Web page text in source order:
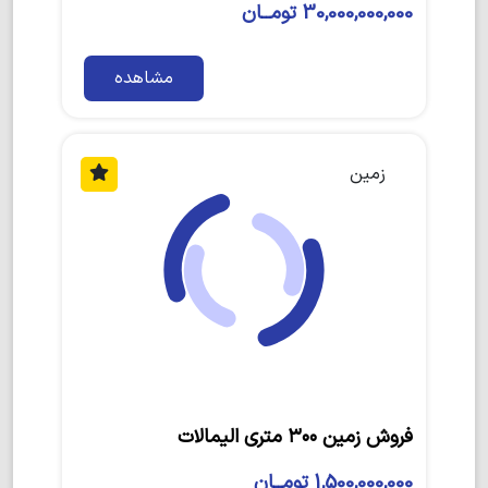
30,000,000,000 تومــان
مشاهده
زمین
فروش زمین ۳۰۰ متری الیمالات